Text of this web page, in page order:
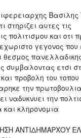
Βασιλης
στηριζει αυτες τις
πολιτισμου και οτι
γεγονος που
θεσμος
συμβαλοντας ετσι
προβολη του τοπου
την
ναδυκνυει την
και κληρονομια
ΑΝΤΙΔΗΜΑΡΧΟΥ